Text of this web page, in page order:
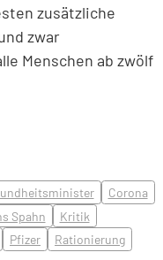
zusätzliche
zwar
Menschen ab zwölf
Corona
Spahn
Kritik
Pfizer Rationierung